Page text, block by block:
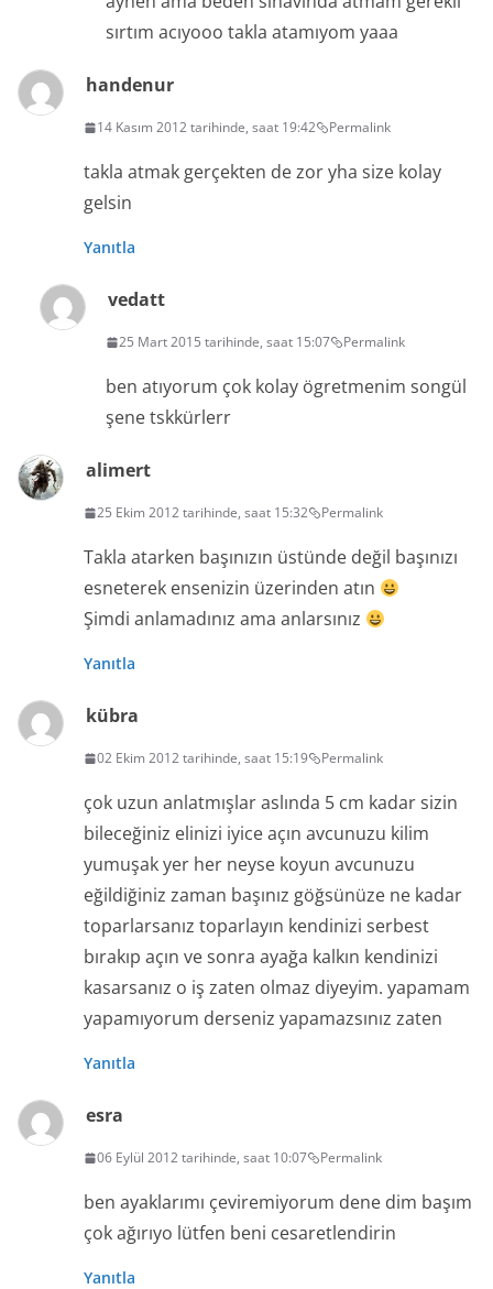
sırtım acıyooo takla atamıyom yaaa
handenur
14 Kasım 2012 tarihinde, saat 19:42 Permalink
takla atmak gerçekten de zor yha size kolay
gelsin
Yanıtla
vedatt
25 Mart 2015 tarihinde, saat 15:07 Permalink
ben atıyorum çok kolay ögretmenim songül
şene tskkürlerr
alimert
25 Ekim 2012 tarihinde, saat 15:32 Permalink
Takla atarken başınızın üstünde değil başınızı
esneterek ensenizin üzerinden atın
Şimdi anlamadınız ama anlarsınız
Yanıtla
kübra
02 Ekim 2012 tarihinde, saat 15:19 Permalink
çok uzun anlatmışlar aslında 5 cm kadar sizin
bileceğiniz elinizi iyice açın avcunuzu kilim
yumuşak yer her neyse koyun avcunuzu
eğildiğiniz zaman başınız göğsünüze ne kadar
toparlarsanız toparlayın kendinizi serbest
bırakıp açın ve sonra ayağa kalkın kendinizi
kasarsanız o iş zaten olmaz diyeyim. yapamam
yapamıyorum derseniz yapamazsınız zaten
Yanıtla
esra
06 Eylül 2012 tarihinde, saat 10:07 Permalink
ben ayaklarımı çeviremiyorum dene dim başım
çok ağırıyo lütfen beni cesaretlendirin
Yanıtla